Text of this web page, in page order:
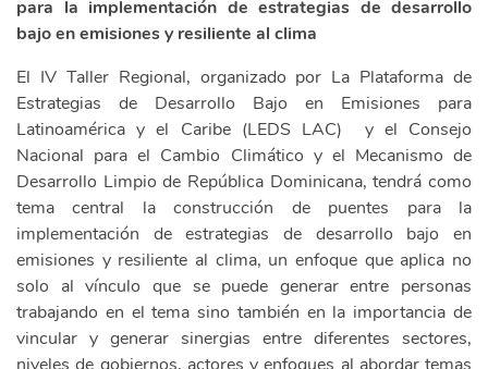
para la implementación de estrategias de desarrollo
bajo en emisiones y resiliente al clima
El IV Taller Regional, organizado por La Plataforma de
Estrategias de Desarrollo Bajo en Emisiones para
Latinoamérica y el Caribe (LEDS LAC) y el Consejo
Nacional para el Cambio Climático y el Mecanismo de
Desarrollo Limpio de República Dominicana, tendrá como
tema central la construcción de puentes para la
implementación de estrategias de desarrollo bajo en
emisiones y resiliente al clima, un enfoque que aplica no
solo al vínculo que se puede generar entre personas
trabajando en el tema sino también en la importancia de
vincular y generar sinergias entre diferentes sectores,